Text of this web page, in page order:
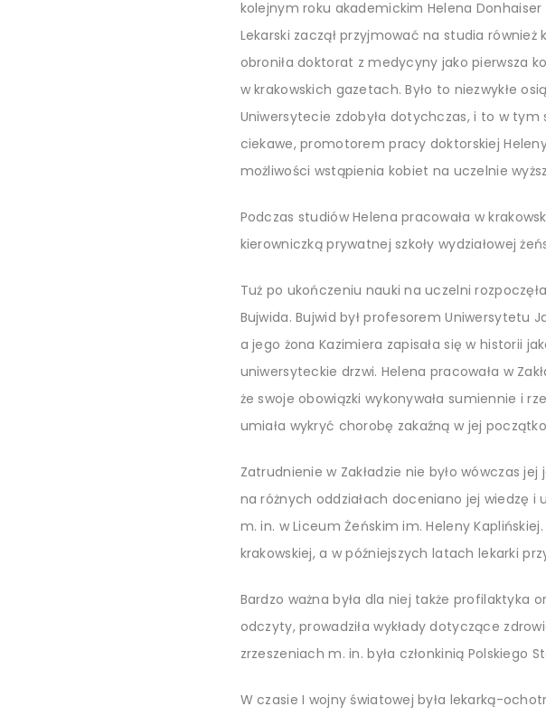
kolejnym roku akademickim Helena
Lekarski zaczął przyjmować na studia również
obroniła doktorat z medycyny jako pierwsza
w krakowskich gazetach. Było to niezwykłe
Uniwersytecie zdobyła dotychczas, i to w
ciekawe, promotorem pracy doktorskiej
możliwości wstąpienia kobiet na uczelnie
Podczas studiów Helena pracowała w
kierowniczką prywatnej szkoły wydziałowej
Tuż po ukończeniu nauki na uczelni
Bujwida. Bujwid był profesorem
a jego żona Kazimiera zapisała się w historii
uniwersyteckie drzwi. Helena pracowała w
że swoje obowiązki wykonywała sumiennie i
umiała wykryć chorobę zakaźną w jej
Zatrudnienie w Zakładzie nie było wówczas
na różnych oddziałach doceniano jej wiedzę
m. in. w Liceum Żeńskim im. Heleny Kaplińskiej.
krakowskiej, a w późniejszych latach lekarki
Bardzo ważna była dla niej także profilaktyka
odczyty, prowadziła wykłady dotyczące
zrzeszeniach m. in. była członkinią Polskiego
W czasie I wojny światowej była lekarką-